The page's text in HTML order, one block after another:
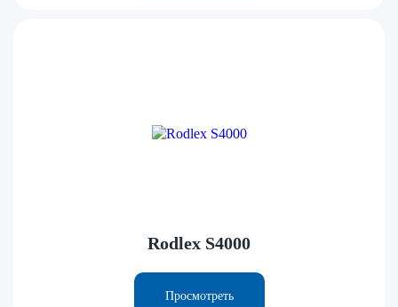
Rodlex S4000
Просмотреть